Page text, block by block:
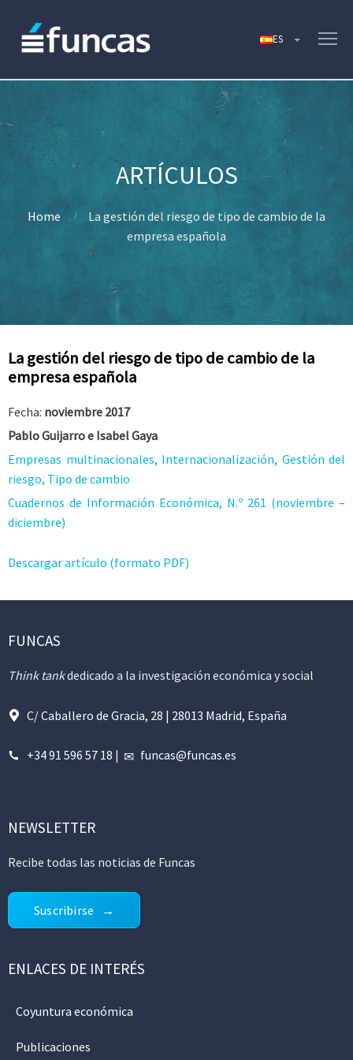
Home
La gestión del riesgo de tipo de cambio de la
empresa española
La gestión del riesgo de tipo de cambio de la
empresa española
Fecha: noviembre 2017
Pablo Guijarro e Isabel Gaya
Empresas multinacionales, Internacionalización, Gestión del
riesgo, Tipo de cambio
Cuadernos de Información Económica, N.º 261 (noviembre –
diciembre)
Descargar artículo (formato PDF)
FUNCAS
Think tankdedicado a la investigación económica y social
C/ Caballero de Gracia, 28 | 28013 Madrid, España
+34 91 596 57 18 | funcas@funcas.es
NEWSLETTER
Recibe todas las noticias de Funcas
Suscribirse
ENLACES DE INTERÉS
Coyuntura económica
Publicaciones